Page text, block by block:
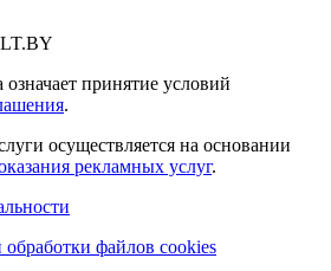
принятие условий
.
осуществляется на основании
рекламных услуг.
файлов cookies